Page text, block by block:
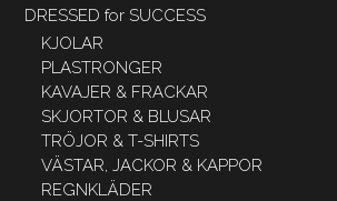
DRESSED for SUCCESS
KJOLAR
PLASTRONGER
KAVAJER & FRACKAR
SKJORTOR & BLUSAR
TRÖJOR & T-SHIRTS
VÄSTAR, JACKOR & KAPPOR
REGNKLÄDER